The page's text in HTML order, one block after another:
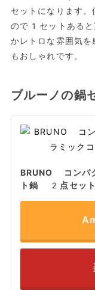
セットになります
ので1セットあると
かレトロな雰囲気を
もおしゃれです。
ブルーノの鍋
BRUNO コンパ
ト鍋 2点セット